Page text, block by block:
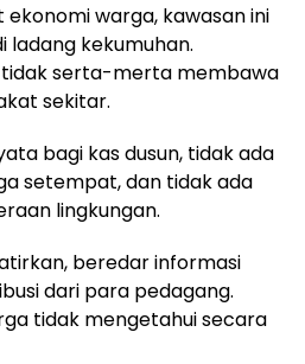
warga, kawasan ini
ladang kekumuhan.
tidak serta-merta membawa
sekitar.
bagi kas dusun, tidak ada
setempat, dan tidak ada
lingkungan.
beredar informasi
dari para pedagang.
tidak mengetahui secara